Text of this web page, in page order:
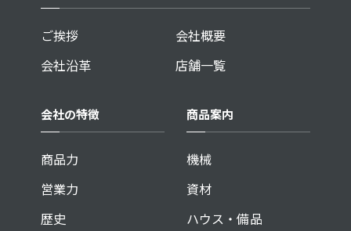
ご挨拶
会社概要
会社沿革
店舗一覧
会社の特徴
商品力
営業力
歴史
商品案内
機械
資材
ハウス・備品